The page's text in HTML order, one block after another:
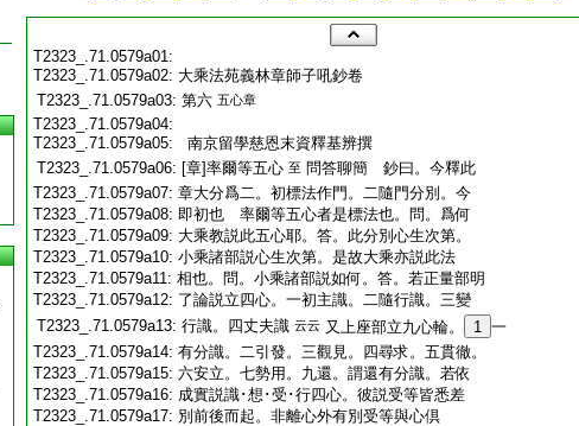
T2323_.71.0579a01:
T2323_.71.0579a02: 大乘法苑義林章師子吼鈔卷
T2323_.71.0579a03: 第六 五心章
T2323_.71.0579a04:
T2323_.71.0579a05:
南京留學慈恩末資釋基辨撰
T2323_.71.0579a06: [章]率爾等五心 至 問答聊簡 鈔曰。今釋此
T2323_.71.0579a07: 章大分爲二。初標法作門。二隨門分別。今
T2323_.71.0579a08: 即初也 率爾等五心者是標法也。問。爲何
T2323_.71.0579a09: 大乘教説此五心耶。答。此分別心生次第。
T2323_.71.0579a10: 小乘諸部説心生次第。是故大乘亦説此法
T2323_.71.0579a11: 相也。問。小乘諸部説如何。答。若正量部明
T2323_.71.0579a12: 了論説立四心。一初主識。二隨行識。三變
T2323_.71.0579a13: 行識。四丈夫識 云云 又上座部立九心輪。 1 一
T2323_.71.0579a14: 有分識。二引發。三觀見。四尋求。五貫徹。
T2323_.71.0579a15: 六安立。七勢用。九還。謂還有分識。若依
T2323_.71.0579a16: 成實説識･想･受･行四心。彼説受等皆悉差
T2323_.71.0579a17: 別前後而起。非離心外有別受等與心倶